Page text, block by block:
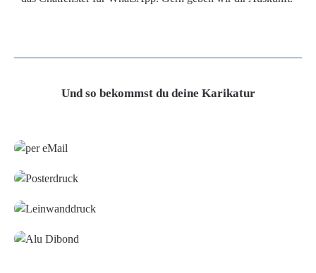
Und so bekommst du deine Karikatur